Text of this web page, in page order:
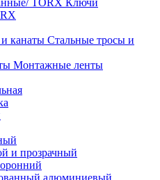
Ключи
Стальные тросы и
Монтажные ленты
и прозрачный